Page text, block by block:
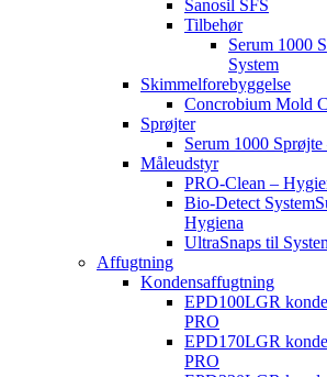
Sanosil SFS
Tilbehør
Serum 1000
System
Skimmelforebyggelse
Concrobium Mold
Sprøjter
Serum 1000
Måleudstyr
PRO-Clean –
Bio-Detect
Hygiena
UltraSnaps til
Affugtning
Kondensaffugtning
EPD100LGR
PRO
EPD170LGR
PRO